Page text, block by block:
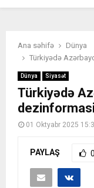
Ana səhifə
Dünya
Türkiyədə
Dünya Siyasət
Türkiyədə
01 Oktyabr 2025
PAYLAŞ 0